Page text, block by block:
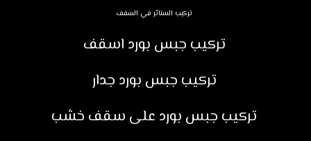
تركيب الستائر في السقف
تركيب جبس بورد اسقف
تركيب جبس بورد جدار
تركيب جبس بورد على سقف خشب